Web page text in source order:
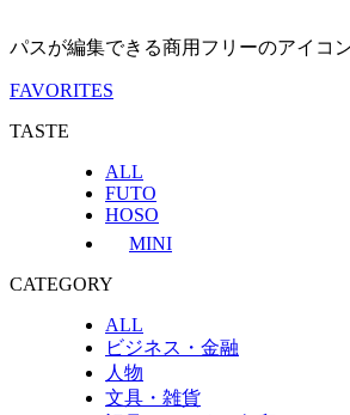
パスが編集できる商用フリーのアイコ
FAVORITES
TASTE
ALL
FUTO
HOSO
MINI
CATEGORY
ALL
ビジネス・金融
人物
文具・雑貨